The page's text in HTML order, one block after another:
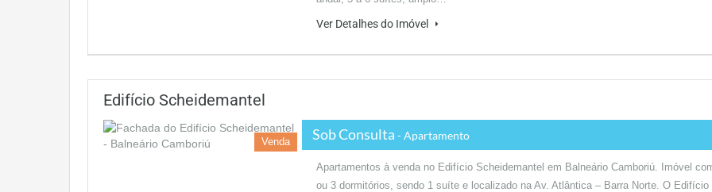
Ver Detalhes do Imóvel
Edifício Scheidemantel
Venda Sob Consulta - Apartamento
Apartamentos à venda no Edifício Scheidemantel em Balneário Camboriú. Imóvel
ou 3 dormitórios, sendo 1 suíte e localizado na Av. Atlântica – Barra Norte. O Edifício